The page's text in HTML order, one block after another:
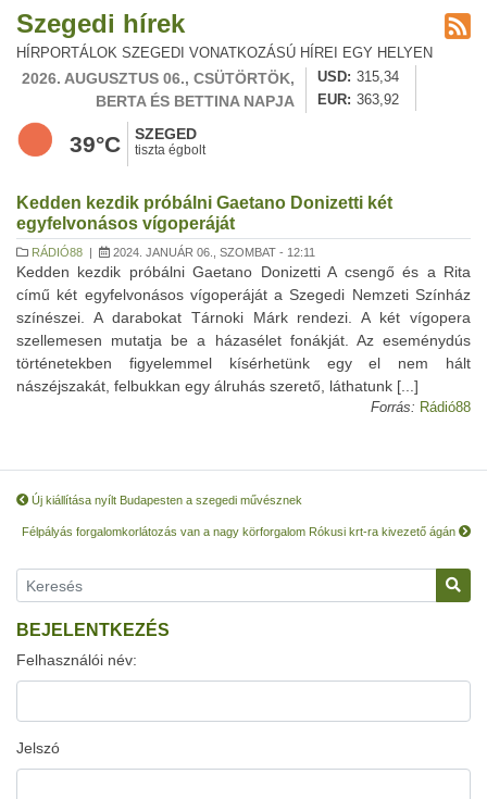
Szegedi hírek
HÍRPORTÁLOK SZEGEDI VONATKOZÁSÚ HÍREI EGY HELYEN
2026. AUGUSZTUS 06., CSÜTÖRTÖK,
BERTA ÉS BETTINA NAPJA
USD
315,34
EUR
363,92
39°C SZEGED
tiszta égbolt
Kedden kezdik próbálni Gaetano Donizetti két
egyfelvonásos vígoperáját
RÁDIÓ88 | 2024. JANUÁR 06., SZOMBAT - 12:11
Kedden kezdik próbálni Gaetano Donizetti A csengő és a Rita
című két egyfelvonásos vígoperáját a Szegedi Nemzeti Színház
színészei. A darabokat Tárnoki Márk rendezi. A két vígopera
szellemesen mutatja be a házasélet fonákját. Az eseménydús
történetekben figyelemmel kísérhetünk egy el nem hált
nászéjszakát, felbukkan egy álruhás szerető, láthatunk [...]
Forrás: Rádió88
Új kiállítása nyílt Budapesten a szegedi művésznek
Félpályás forgalomkorlátozás van a nagy körforgalom Rókusi krt-ra kivezető ágán
BEJELENTKEZÉS
Felhasználói név:
Jelszó